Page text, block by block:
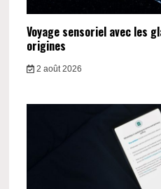
Voyage sensoriel avec les
origines
2 août 2026